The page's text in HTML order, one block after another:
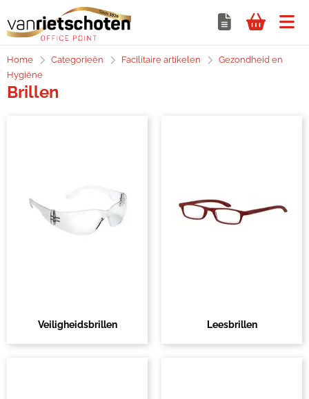
Home Categorieën Facilitaire artikelen
Gezondheid en
Hygiëne
Brillen
Veiligheidsbrillen Leesbrillen